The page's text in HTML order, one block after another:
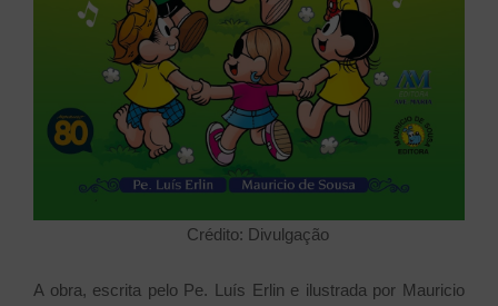
Crédito: Divulgação
A obra, escrita pelo Pe. Luís Erlin e ilustrada por Mauricio